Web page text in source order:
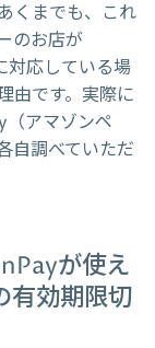
くまでも、これ
のお店が
応している場
由です。実際に
アマゾンペ
自調べていただ
が使え
有効期限切